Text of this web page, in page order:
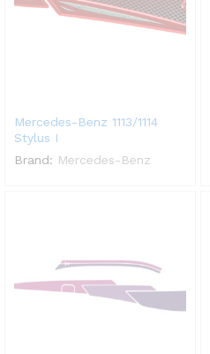
Mercedes-Benz 1113/1114
Stylus I
Brand: Mercedes-Benz